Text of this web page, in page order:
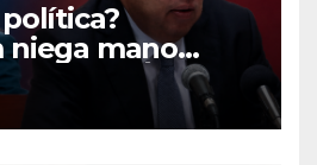
niega mano
de Ángel